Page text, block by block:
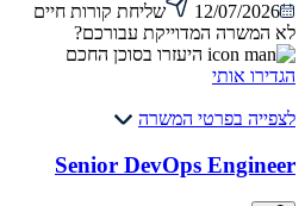
12/07/2026
שליחת קורות חיים
לא המשרה המדוייקת עבורכם?
היעזרו בסוכן החכם
הגדירו אותי
לצפייה בפרטי המשרה
Senior DevOps Engineer